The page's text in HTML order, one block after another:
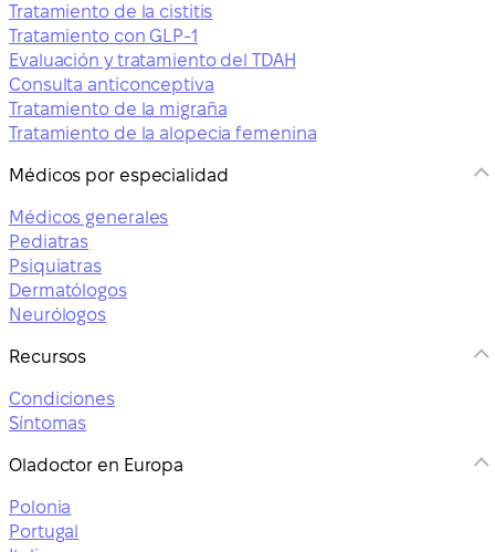
Tratamiento de la cistitis
Tratamiento con GLP-1
Evaluación y tratamiento del TDAH
Consulta anticonceptiva
Tratamiento de la migraña
Tratamiento de la alopecia femenina
Médicos por especialidad
Médicos generales
Pediatras
Psiquiatras
Dermatólogos
Neurólogos
Recursos
Condiciones
Síntomas
Oladoctor en Europa
Polonia
Portugal